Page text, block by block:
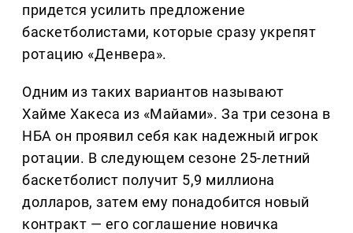
придется усилить предложение
баскетболистами, которые сразу укрепят
ротацию «Денвера».
Одним из таких вариантов называют
Хайме Хакеса из «Майами». За три сезона в
НБА он проявил себя как надежный игрок
ротации. В следующем сезоне 25-летний
баскетболист получит 5,9 миллиона
долларов, затем ему понадобится новый
контракт — его соглашение новичка